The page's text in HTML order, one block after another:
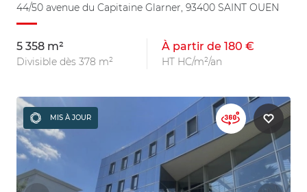
44/50 avenue du Capitaine Glarner, 93400 SAINT OUEN
5 358 m²
Divisible dès 378 m²
À partir de 180 €
HT HC/m²/an
MIS À JOUR